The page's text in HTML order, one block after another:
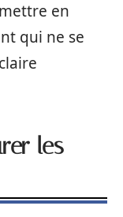
en
qui ne se
les